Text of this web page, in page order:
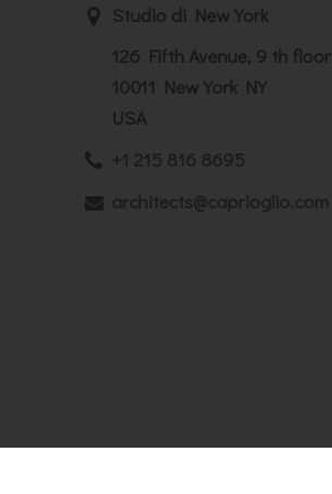
Studio di New York
126 Fifth Avenue, 9 th floor
10011 New York NY
USA
+1 215 816 8695
architects@caprioglio.com